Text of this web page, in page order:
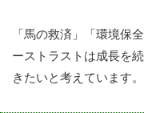
「馬の救済」「環境保
ーストラストは成長を
きたいと考えています。